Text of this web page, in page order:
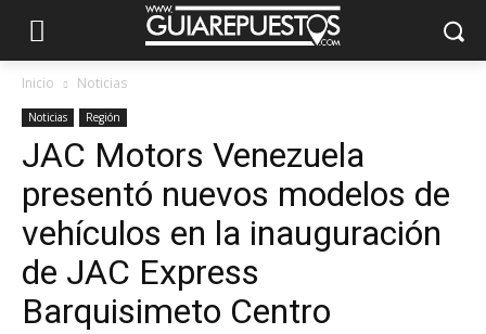
Inicio Noticias
Noticias Región
JAC Motors Venezuela
presentó nuevos modelos de
vehículos en la inauguración
de JAC Express
Barquisimeto Centro